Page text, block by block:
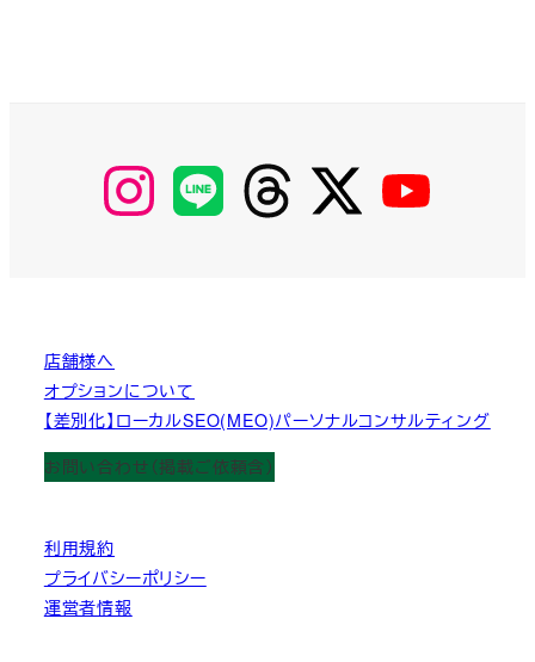
【Instagram】
MyKOBAKO
【LINE】 【threads】 【Twitter】
店舗様へ
オプションについて
【差別化】ローカルSEO(MEO)パーソナルコンサルティング
お問い合わせ（掲載ご依頼含）
利用規約
プライバシーポリシー
運営者情報